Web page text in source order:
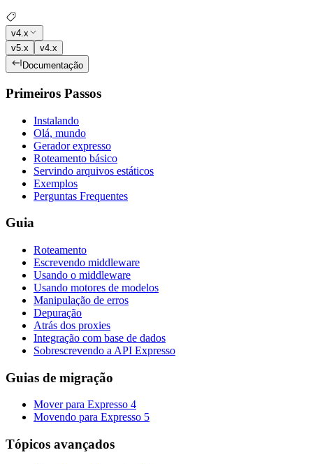
v4.x
v5.x
v4.x
Documentação
Primeiros Passos
Instalando
Olá, mundo
Gerador expresso
Roteamento básico
Servindo arquivos estáticos
Exemplos
Perguntas Frequentes
Guia
Roteamento
Escrevendo middleware
Usando o middleware
Usando motores de modelos
Manipulação de erros
Depuração
Atrás dos proxies
Integração com base de dados
Sobrescrevendo a API Expresso
Guias de migração
Mover para Expresso 4
Movendo para Expresso 5
Tópicos avançados